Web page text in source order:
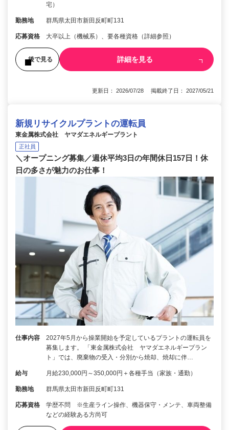
宅）
勤務地 群馬県太田市新田反町町131
応募資格 大卒以上（機械系）、要各種資格（詳細参照）
後で見る 詳細を見る
更新日： 2026/07/28 掲載終了日： 2027/05/21
新規リサイクルプラントの運転員
東金属株式会社 ヤマダエネルギープラント
正社員
＼オープニング募集／週休平均3日の年間休日157日！休
日の多さが魅力のお仕事！
仕事内容
2027年5月から操業開始を予定しているプラントの運転員を
募集します。 「東金属株式会社 ヤマダエネルギープラン
ト」では、廃棄物の受入・分別から焼却、焼却に伴…
給与 月給230,000円～350,000円＋各種手当（家族・通勤）
勤務地 群馬県太田市新田反町町131
応募資格
学歴不問 ※生産ライン操作、機器保守・メンテ、車両整備
などの経験ある方尚可